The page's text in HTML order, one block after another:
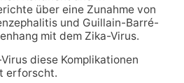
über eine Zunahme von
und Guillain-Barré-
mit dem Zika-Virus.
diese Komplikationen
erforscht.